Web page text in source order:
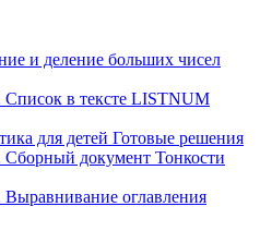
и деление больших чисел
Список в тексте LISTNUM
для детей Готовые решения
Сборный документ Тонкости
Выравнивание оглавления